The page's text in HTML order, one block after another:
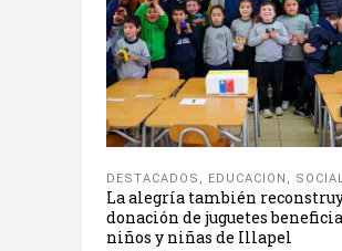
DESTACADOS , EDUCACION ,
La alegría también
donación de juguetes
niños y niñas de Illapel